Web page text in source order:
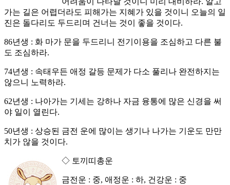
가는 길은 어렵더라도 피해가는 지혜가 있을 것이니 오늘의 일
진은 돌다리도 두드리며 건너는 것이 좋을 것이다.
86년생 : 화 마가 문을 두드리니 전기이용을 조심하고 다른 불
도 조심하라.
74년생 : 속태우든 애정 갈등 문제가 다소 풀리나 완전하지는
않으니 노력하라.
62년생 : 나아가는 기세는 강하나 자금 융통에 많은 신경을 써
야 일이 열린다.
50년생 : 상승된 금전 운에 많이는 생기나 나가는 기운도 만만
치가 않을 것이다.
◇ 토끼띠총운
금전운 : 중, 애정운 : 하, 건강운 : 중